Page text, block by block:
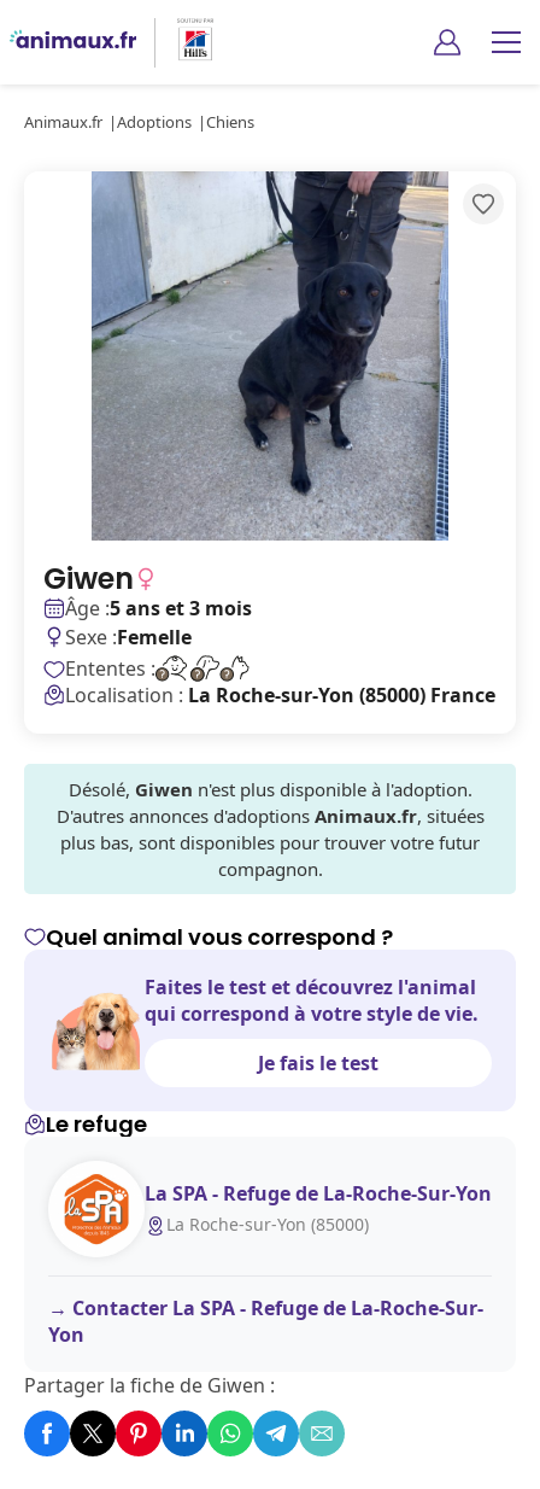
Animaux.fr Adoptions Chiens
Giwen
Âge :5 ans et 3 mois
Sexe :Femelle
Ententes :
Localisation : La Roche-sur-Yon (85000) France
Désolé, Giwen n'est plus disponible à l'adoption.
D'autres annonces d'adoptions Animaux.fr, situées
plus bas, sont disponibles pour trouver votre futur
compagnon.
Quel animal vous correspond ?
Faites le test et découvrez l'animal
qui correspond à votre style de vie.
Je fais le test
Le refuge
La SPA - Refuge de La-Roche-Sur-Yon
La Roche-sur-Yon (85000)
Contacter La SPA - Refuge de La-Roche-Sur-
Yon
Partager la fiche de Giwen :